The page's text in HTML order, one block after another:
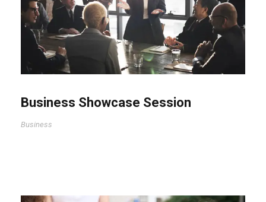
Business Showcase Session
Business